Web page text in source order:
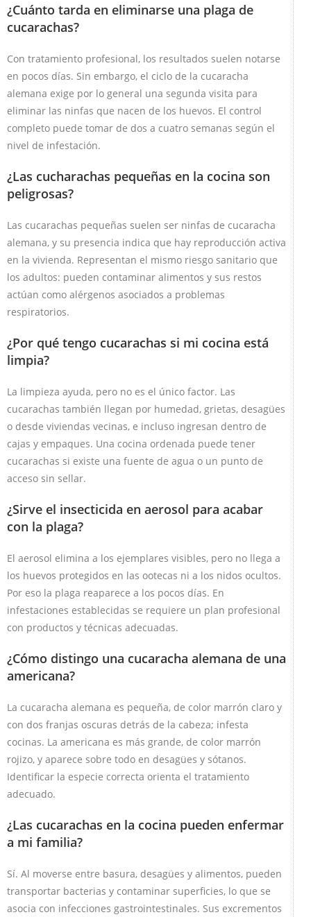
¿Cuánto tarda en eliminarse una plaga de
cucarachas?
Con tratamiento profesional, los resultados suelen notarse
en pocos días. Sin embargo, el ciclo de la cucaracha
alemana exige por lo general una segunda visita para
eliminar las ninfas que nacen de los huevos. El control
completo puede tomar de dos a cuatro semanas según el
nivel de infestación.
¿Las cucharachas pequeñas en la cocina son
peligrosas?
Las cucarachas pequeñas suelen ser ninfas de cucaracha
alemana, y su presencia indica que hay reproducción activa
en la vivienda. Representan el mismo riesgo sanitario que
los adultos: pueden contaminar alimentos y sus restos
actúan como alérgenos asociados a problemas
respiratorios.
¿Por qué tengo cucarachas si mi cocina está
limpia?
La limpieza ayuda, pero no es el único factor. Las
cucarachas también llegan por humedad, grietas, desagües
o desde viviendas vecinas, e incluso ingresan dentro de
cajas y empaques. Una cocina ordenada puede tener
cucarachas si existe una fuente de agua o un punto de
acceso sin sellar.
¿Sirve el insecticida en aerosol para acabar
con la plaga?
El aerosol elimina a los ejemplares visibles, pero no llega a
los huevos protegidos en las ootecas ni a los nidos ocultos.
Por eso la plaga reaparece a los pocos días. En
infestaciones establecidas se requiere un plan profesional
con productos y técnicas adecuadas.
¿Cómo distingo una cucaracha alemana de una
americana?
La cucaracha alemana es pequeña, de color marrón claro y
con dos franjas oscuras detrás de la cabeza; infesta
cocinas. La americana es más grande, de color marrón
rojizo, y aparece sobre todo en desagües y sótanos.
Identificar la especie correcta orienta el tratamiento
adecuado.
¿Las cucarachas en la cocina pueden enfermar
a mi familia?
Sí. Al moverse entre basura, desagües y alimentos, pueden
transportar bacterias y contaminar superficies, lo que se
asocia con infecciones gastrointestinales. Sus excrementos